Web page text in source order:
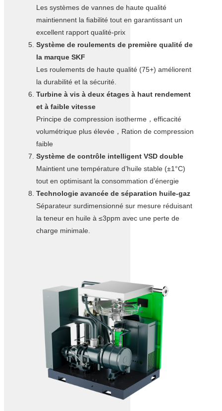
Les systèmes de vannes de haute qualité
maintiennent la fiabilité tout en garantissant un
excellent rapport qualité-prix
Système de roulements de première qualité de
la marque SKF
Les roulements de haute qualité (75+) améliorent
la durabilité et la sécurité.
Turbine à vis à deux étages à haut rendement
et à faible vitesse
Principe de compression isotherme，efficacité
volumétrique plus élevée，Ration de compression
faible
Système de contrôle intelligent VSD double
Maintient une température d’huile stable (±1°C)
tout en optimisant la consommation d’énergie
Technologie avancée de séparation huile-gaz
Séparateur surdimensionné sur mesure réduisant
la teneur en huile à ≤3ppm avec une perte de
charge minimale.